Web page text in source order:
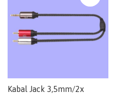
Kabal Jack 3,5mm/2x